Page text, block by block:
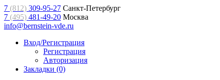
7 (812) 309-95-27 Санкт-Петербург
7 (495) 481-49-20 Москва
info@bernstein-vde.ru
Вход/Регистрация
Регистрация
Авторизация
Закладки (0)